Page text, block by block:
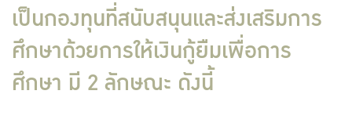
เป็นกองทุนที่สนับสนุนและส่งเสริมการ
ศึกษาด้วยการให้เงินกู้ยืมเพื่อการ
ศึกษา มี 2 ลักษณะ ดังนี้